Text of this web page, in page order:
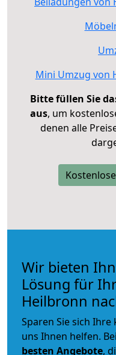
Mini Umzug von
Bitte füllen Sie
aus, um
denen alle
Wir bieten
Lösung für
Heilbronn
Sparen Sie sich
uns Ihnen helfen.
besten Angebote,